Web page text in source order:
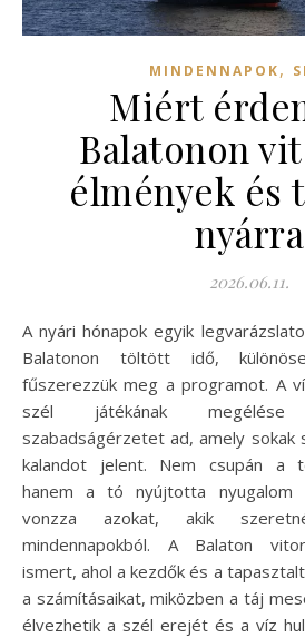
MINDENNAPOK,
Miért
Balatonon
élmények és
nyárra
2026.06.11.
A nyári hónapok egyik legvarázslatosabb élménye lehet a
Balatonon töltött idő,
fűszerezzük meg a programot. A
szél játékának
szabadságérzetet ad, amely sokak
kalandot jelent. Nem csupán a
hanem a tó nyújtotta nyugalom
vonzza azokat, akik
mindennapokból. A Balaton
ismert, ahol a kezdők és a
a számításaikat, miközben a táj
élvezhetik a szél erejét és a víz